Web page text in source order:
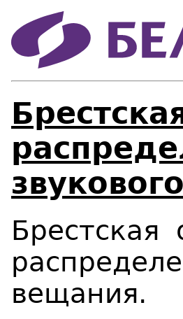
Брестская
вещания.